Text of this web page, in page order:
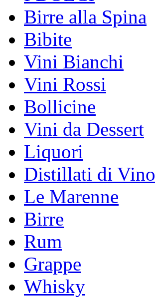
Birre alla Spina
Bibite
Vini Bianchi
Vini Rossi
Bollicine
Vini da Dessert
Liquori
Distillati di Vino
Le Marenne
Birre
Rum
Grappe
Whisky